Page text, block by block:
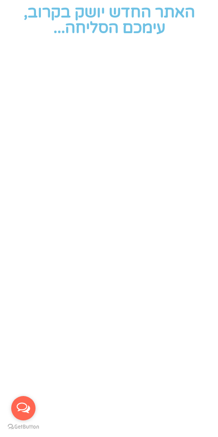
האתר החדש יושק בקרוב,
עימכם הסליחה...